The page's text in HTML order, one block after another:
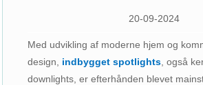
20-09-2024
Med udvikling af moderne hjem og
design, indbygget spotlights , også
downlights, er efterhånden blevet